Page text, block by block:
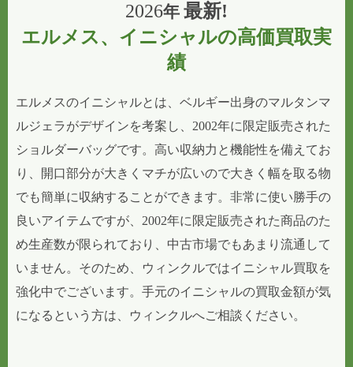
2026年 最新!
エルメス、イニシャルの高価買取実
績
エルメスのイニシャルとは、ベルギー出身のマルタンマ
ルジェラがデザインを考案し、2002年に限定販売された
ショルダーバッグです。高い収納力と機能性を備えてお
り、開口部分が大きくマチが広いので大きく幅を取る物
でも簡単に収納することができます。非常に使い勝手の
良いアイテムですが、2002年に限定販売された商品のた
め生産数が限られており、中古市場でもあまり流通して
いません。そのため、ウィンクルではイニシャル買取を
強化中でございます。手元のイニシャルの買取金額が気
になるという方は、ウィンクルへご相談ください。